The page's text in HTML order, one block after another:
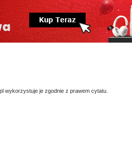
wykorzystuje je zgodnie z prawem cytatu.